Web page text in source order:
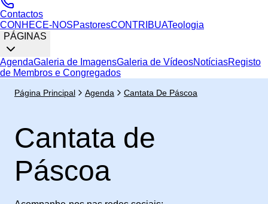
Contactos
CONHECE-NOSPastoresCONTRIBUATeologia
PÁGINAS
AgendaGaleria de ImagensGaleria de VídeosNotíciasRegisto
de Membros e Congregados
Página Principal Agenda Cantata De Páscoa
Cantata de
Páscoa